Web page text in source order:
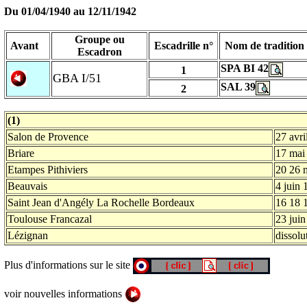
Du 01/04/1940 au 12/11/1942
Avant
Groupe ou
Escadron
Escadrille n° Nom de tradition
GBA I/51
1
SPA BI 42
2
SAL 39
(1)
Salon de Provence
27
Briare
17
Etampes Pithiviers
20 26
Beauvais
4 juin
Saint Jean d'Angély La Rochelle Bordeaux
16 18
Toulouse Francazal
23
Lézignan
Plus d'informations sur le site
voir nouvelles informations